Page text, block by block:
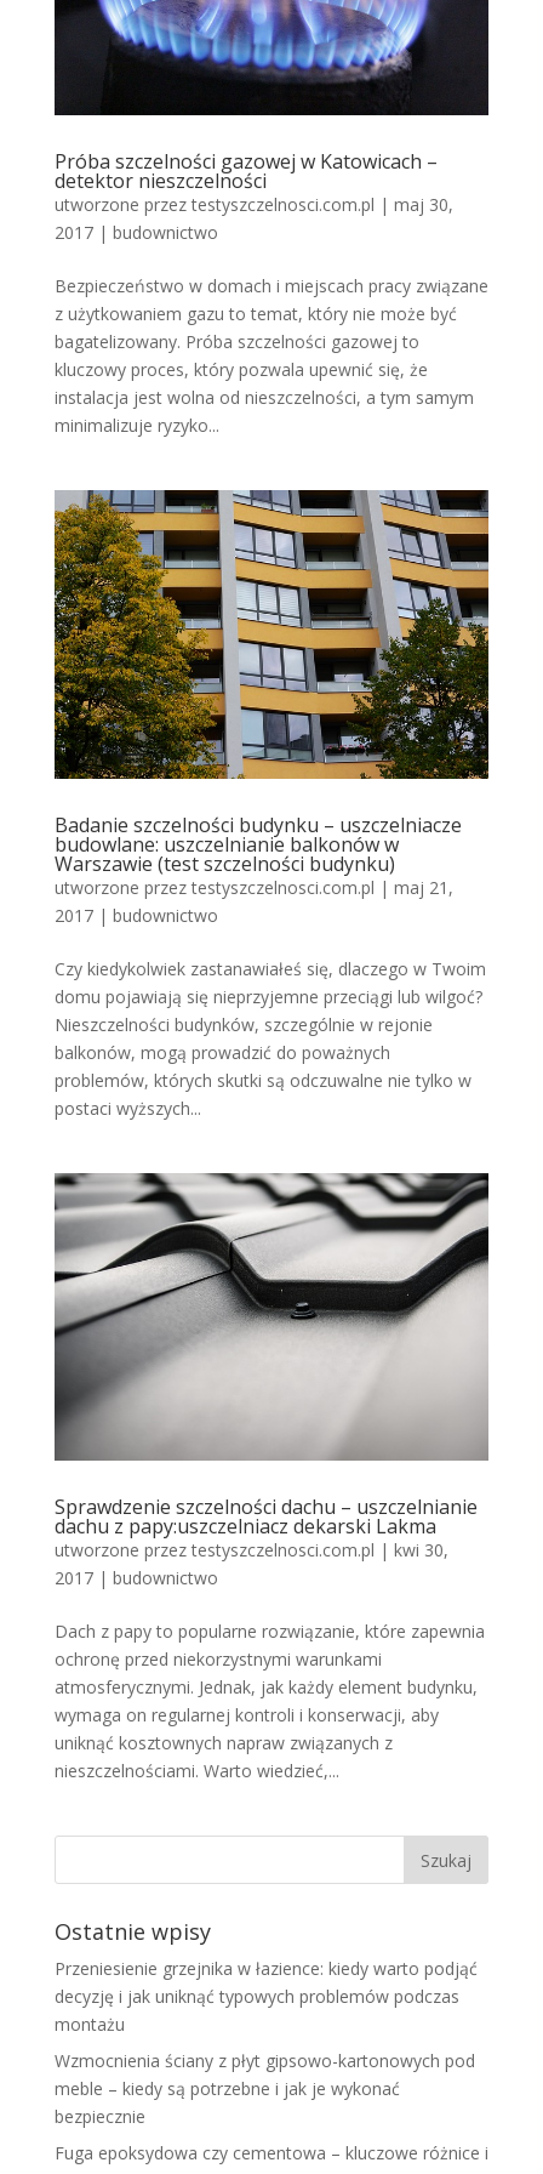
Próba szczelności gazowej w Katowicach –
detektor nieszczelności
utworzone przeztestyszczelnosci.com.pl | maj 30,
2017| budownictwo
Bezpieczeństwo w domach i miejscach pracy związane
z użytkowaniem gazu to temat, który nie może być
bagatelizowany. Próba szczelności gazowej to
kluczowy proces, który pozwala upewnić się, że
instalacja jest wolna od nieszczelności, a tym samym
minimalizuje ryzyko...
Badanie szczelności budynku – uszczelniacze
budowlane: uszczelnianie balkonów w
Warszawie (test szczelności budynku)
utworzone przeztestyszczelnosci.com.pl | maj 21,
2017| budownictwo
Czy kiedykolwiek zastanawiałeś się, dlaczego w Twoim
domu pojawiają się nieprzyjemne przeciągi lub wilgoć?
Nieszczelności budynków, szczególnie w rejonie
balkonów, mogą prowadzić do poważnych
problemów, których skutki są odczuwalne nie tylko w
postaci wyższych...
Sprawdzenie szczelności dachu – uszczelnianie
dachu z papy:uszczelniacz dekarski Lakma
utworzone przeztestyszczelnosci.com.pl | kwi 30,
2017| budownictwo
Dach z papy to popularne rozwiązanie, które zapewnia
ochronę przed niekorzystnymi warunkami
atmosferycznymi. Jednak, jak każdy element budynku,
wymaga on regularnej kontroli i konserwacji, aby
uniknąć kosztownych napraw związanych z
nieszczelnościami. Warto wiedzieć,...
Ostatnie wpisy
Przeniesienie grzejnika w łazience: kiedy warto podjąć
decyzję i jak uniknąć typowych problemów podczas
montażu
Wzmocnienia ściany z płyt gipsowo-kartonowych pod
meble – kiedy są potrzebne i jak je wykonać
bezpiecznie
Fuga epoksydowa czy cementowa – kluczowe różnice i